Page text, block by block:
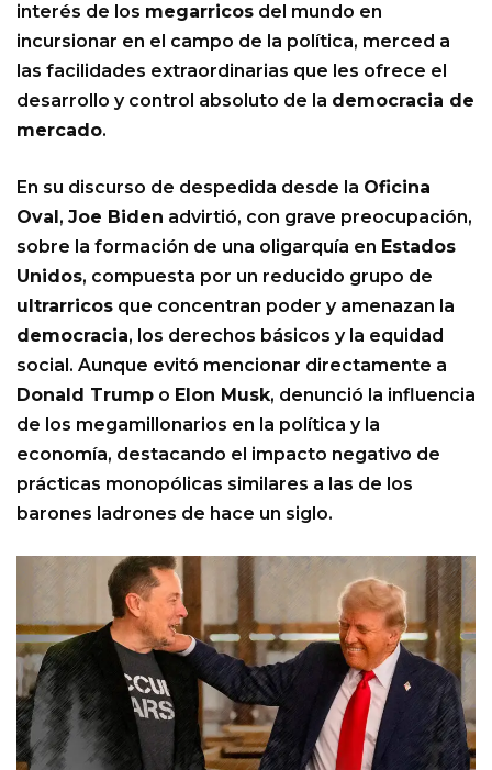
interés de los megarricos del mundo en
incursionar en el campo de la política, merced a
las facilidades extraordinarias que les ofrece el
desarrollo y control absoluto de la democracia de
mercado.
En su discurso de despedida desde la Oficina
Oval, Joe Biden advirtió, con grave preocupación,
sobre la formación de una oligarquía en Estados
Unidos, compuesta por un reducido grupo de
ultrarricos que concentran poder y amenazan la
democracia, los derechos básicos y la equidad
social. Aunque evitó mencionar directamente a
Donald Trump o Elon Musk, denunció la influencia
de los megamillonarios en la política y la
economía, destacando el impacto negativo de
prácticas monopólicas similares a las de los
barones ladrones de hace un siglo.